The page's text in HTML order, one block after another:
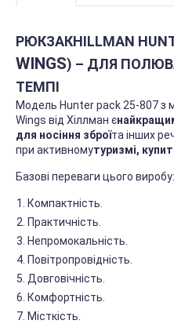
РЮКЗАКHILLMAN
WINGS) – ДЛЯ
ТЕМПІ
Модель Hunter pack 25-807 з
Wings від Хіллман є
для носіння зброїта інших
при активномутуризмі,
Базові переваги цього виробу:
Компактність.
Практичність.
Непромокальність.
Повітропровідність.
Довговічність.
Комфортність.
Місткість.